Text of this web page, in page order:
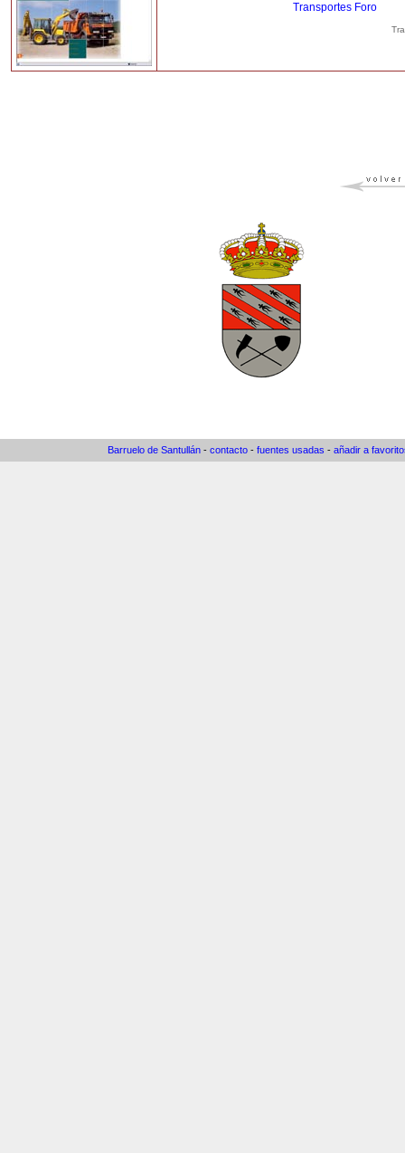
Transportes Foro
Barruelo de Santullán - contacto - fuentes usadas - añadir a